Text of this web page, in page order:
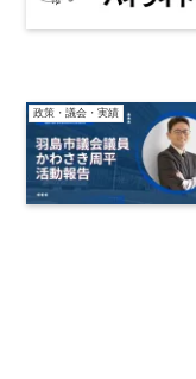
政策・議会・実績